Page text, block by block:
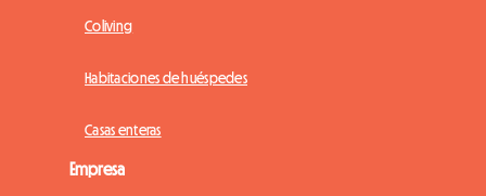
Coliving
Habitaciones de huéspedes
Casas enteras
Empresa